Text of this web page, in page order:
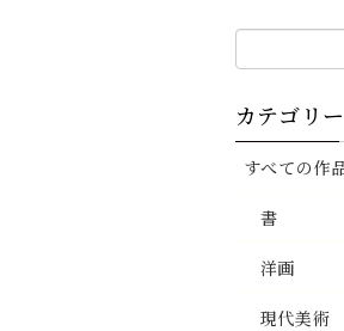
カテゴリー
すべての作
書
洋画
現代美術